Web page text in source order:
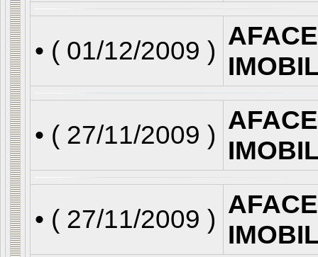
• ( 01/12/2009 )
• ( 27/11/2009 )
• ( 27/11/2009 )